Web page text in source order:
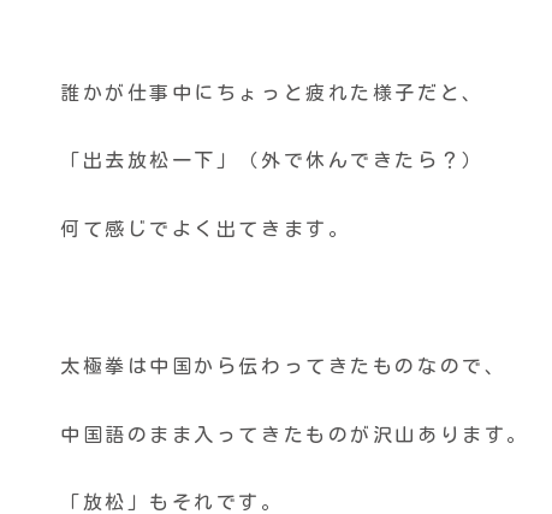
誰かが仕事中にちょっと疲れた様子だと、
「出去放松一下」（外で休んできたら？）
何て感じでよく出てきます。
太極拳は中国から伝わってきたものなので、
中国語のまま入ってきたものが沢山あります。
「放松」もそれです。